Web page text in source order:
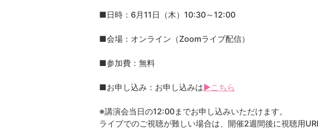
■日時：6月11日（木）10:30～12:00
■会場：オンライン（Zoomライブ配信）
■参加費：無料
■お申し込み：お申し込みは▶こちら
※講演会当日の12:00までお申し込みいただけます。
ライブでのご視聴が難しい場合は、開催2週間後に視聴用